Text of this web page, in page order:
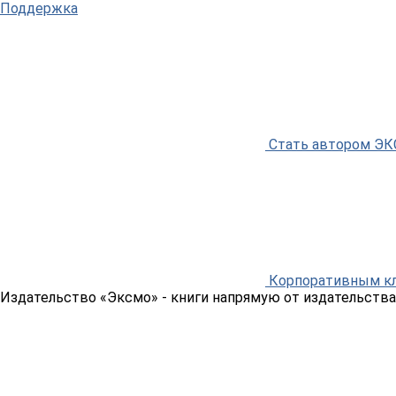
Поддержка
Стать автором
Корпоративным
Издательство «Эксмо» - книги напрямую от издательства